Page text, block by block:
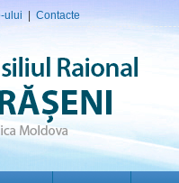
ului Contacte